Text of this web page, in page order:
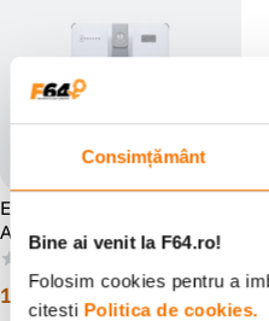
Consimțământ
Bine ai venit la F64.ro!
Folosim cookies pentru a
citesti Politica de cookies.
Ecovacs Winbot Mini
Aspirator pentru Geamuri Gri
1 32999 lei